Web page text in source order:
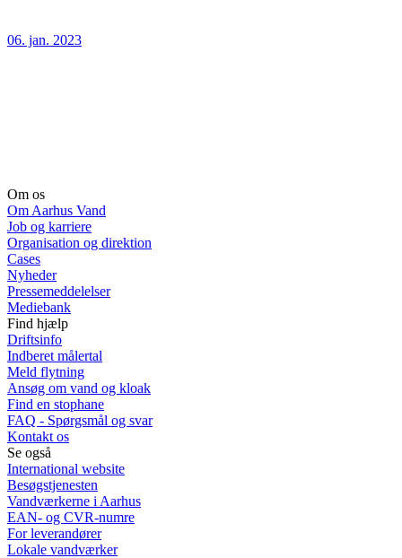
06. jan. 2023
Om os
Om Aarhus Vand
Job og karriere
Organisation og direktion
Cases
Nyheder
Pressemeddelelser
Mediebank
Find hjælp
Driftsinfo
Indberet målertal
Meld flytning
Ansøg om vand og kloak
Find en stophane
FAQ - Spørgsmål og svar
Kontakt os
Se også
International website
Besøgstjenesten
Vandværkerne i Aarhus
EAN- og CVR-numre
For leverandører
Lokale vandværker